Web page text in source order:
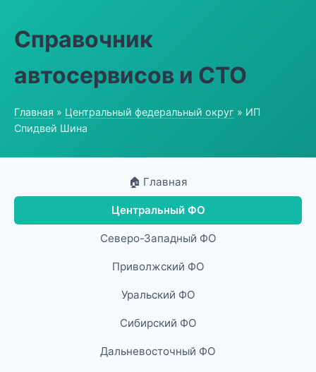
Справочник
автосервисов и СТО
Главная » Центральный федеральный округ » ИП
Спидвей Шина
🏠 Главная
Центральный ФО
Северо-Западный ФО
Приволжский ФО
Уральский ФО
Сибирский ФО
Дальневосточный ФО